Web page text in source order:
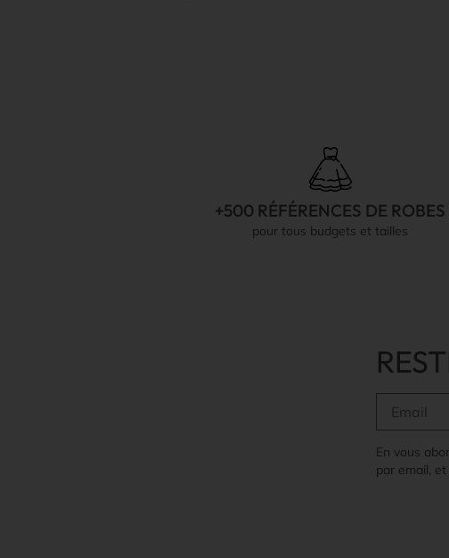
+500 RÉFÉRENCES DE ROBES
pour tous budgets et tailles
En vous
par email,